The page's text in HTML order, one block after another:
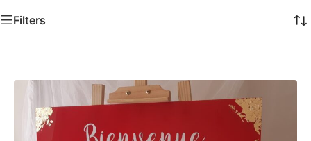
Filters